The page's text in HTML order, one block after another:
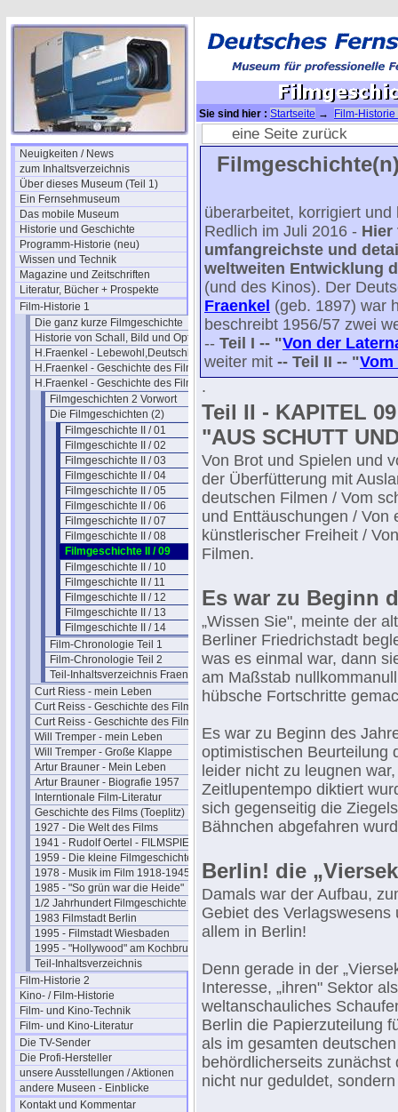
Neuigkeiten / News
zum Inhaltsverzeichnis
Über dieses Museum (Teil 1)
Ein Fernsehmuseum
Das mobile Museum
Historie und Geschichte
Programm-Historie (neu)
Wissen und Technik
Magazine und Zeitschriften
Literatur, Bücher + Prospekte
Film-Historie 1
Die ganz kurze Filmgeschichte
Historie von Schall, Bild und Optik
H.Fraenkel - Lebewohl,Deutschland
H.Fraenkel - Geschichte des Films 1
H.Fraenkel - Geschichte des Films 2
Filmgeschichten 2 Vorwort
Die Filmgeschichten (2)
Filmgeschichte II / 01
Filmgeschichte II / 02
Filmgeschichte II / 03
Filmgeschichte II / 04
Filmgeschichte II / 05
Filmgeschichte II / 06
Filmgeschichte II / 07
Filmgeschichte II / 08
Filmgeschichte II / 09
Filmgeschichte II / 10
Filmgeschichte II / 11
Filmgeschichte II / 12
Filmgeschichte II / 13
Filmgeschichte II / 14
Film-Chronologie Teil 1
Film-Chronologie Teil 2
Teil-Inhaltsverzeichnis Fraenkel 2
Curt Riess - mein Leben
Curt Reiss - Geschichte des Films I
Curt Reiss - Geschichte des Films II
Will Tremper - mein Leben
Will Tremper - Große Klappe
Artur Brauner - Mein Leben
Artur Brauner - Biografie 1957
Interntionale Film-Literatur
Geschichte des Films (Toeplitz)
1927 - Die Welt des Films
1941 - Rudolf Oertel - FILMSPIEGEL
1959 - Die kleine Filmgeschichte
1978 - Musik im Film 1918-1945
1985 - "So grün war die Heide"
1/2 Jahrhundert Filmgeschichte
1983 Filmstadt Berlin
1995 - Filmstadt Wiesbaden
1995 - "Hollywood" am Kochbrunnen
Teil-Inhaltsverzeichnis
Film-Historie 2
Kino- / Film-Historie
Film- und Kino-Technik
Film- und Kino-Literatur
Die TV-Sender
Die Profi-Hersteller
unsere Ausstellungen / Aktionen
andere Museen - Einblicke
Kontakt und Kommentar
Sie sind hier : Startseite →
Film-Historie
(2)→ Filmgeschichte II / 09
eine Seite zurück
überarbeitet, korrigiert
Redlich im Juli 2016 - Hier
umfangreichste und
weltweiten Entwicklung
(und des Kinos). Der
Fraenkel (geb. 1897) war
beschreibt 1956/57 zwei
-- Teil I -- "Von der
weiter mit -- Teil II -- "
.
Teil II - KAPITEL 09
"AUS SCHUTT
Von Brot und Spielen und
der Überfütterung mit
deutschen Filmen / Vom
und Enttäuschungen / Von
künstlerischer Freiheit /
Filmen.
Es war zu Beginn
„Wissen Sie", meinte der
Berliner Friedrichstadt
was es einmal war, dann
am Maßstab
hübsche Fortschritte
Es war zu Beginn des
optimistischen Beurteilung
leider nicht zu leugnen
Zeitlupentempo diktiert
sich gegenseitig die
Bähnchen abgefahren
Berlin! die
Damals war der Aufbau,
Gebiet des
allem in Berlin!
Denn gerade in der
Interesse, „ihren" Sektor
weltanschauliches
Berlin die Papierzuteilung
als im gesamten
behördlicherseits
nicht nur geduldet,